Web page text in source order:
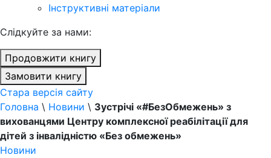
Інструктивні матеріали
Cлідкуйте за нами:
Продовжити книгу
Замовити книгу
Стара версія сайту
Головна \ Новини \ Зустрічі «#БезОбмежень» з
вихованцями Центру комплексної реабілітації для
дітей з інвалідністю «Без обмежень»
Новини